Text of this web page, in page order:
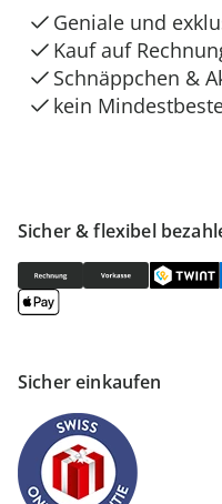
Sicher & flexibel
Sicher einkaufen
Geniale und
Kauf auf
Schnäppchen &
kein